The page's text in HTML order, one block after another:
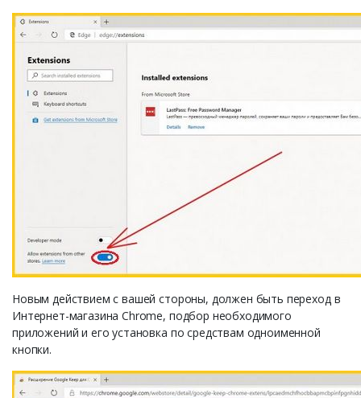
Новым действием с вашей стороны, должен быть переход в
Интернет-магазина Chrome, подбор необходимого
приложений и его установка по средствам одноименной
кнопки.